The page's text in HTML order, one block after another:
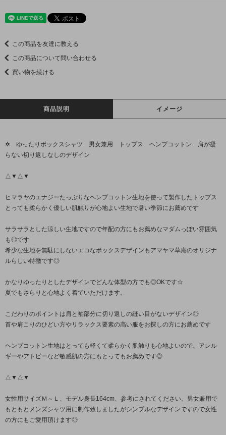
この商品を友達に教える
この商品について問い合わせる
買い物を続ける
商品説明 イメージ
✲ ゆったりボックスシャツ 男女兼用 トップス ヘンプコットン 肩が凝
らない切り返しなしのデザイン
△▼△▼
ヒマラヤのエナジーたっぷりなヘンプコットン生地を使って製作したトップス
とっても柔らかく優しい肌触りが心地よい生地で暑い季節にお薦めです
サラサラとした涼しい生地ですので年配の方にもお薦めなマダムっぽい雰囲気
も◎です
希少な生地を無駄にしないエコなボックスデザインもアマヤマ草庵のオリジナ
ルらしい特徴です◎
かなりゆったりとしたデザインでどんな体型の方でも◎OKです☆
夏でもさらりと心地よく着ていただけます。
こだわりのポイントは肩と袖部分に切り返しの縫い目がないデザイン◎
首や肩こりのひどい方やリラックス要素の高い服をお探しの方にお薦めです
ヘンプコットン生地はとっても軽くて柔らかく肌触りも心地よいので、アレル
ギーやアトピーなど敏感肌の方にもとってもお薦めです◎
△▼△▼
女性用サイズＭ～Ｌ、モデル身長164cm、参考にされてください。男女兼用で
もともとメンズシャツ用に制作致しましたがシンプルなデザインですので女性
の方にもご愛用頂けます◎